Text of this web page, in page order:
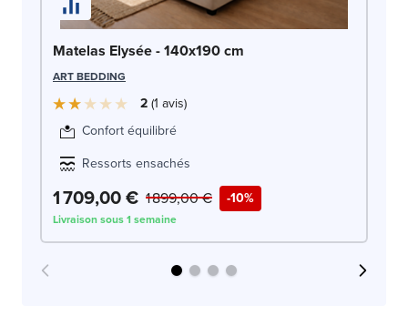
Matelas Elysée - 140x190 cm
ART BEDDING
2 1 avis
Confort équilibré
Ressorts ensachés
1 709,00 € -10%
1 899,00 €
Livraison sous 1 semaine